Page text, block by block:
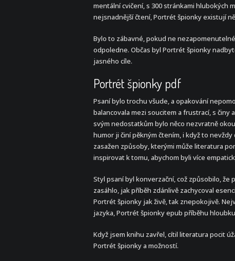
mentální cvičení, s 300 stránkami hlubokých
nejsnadnější čtení, Portrét špionky existují
Bylo to zábavné, pokud ne
odpoledne. Občas byl Portrét špionky
jasného cíle.
Portrét špionky pdf
Psaní bylo trochu všude, a opakování
balancovala mezi soucitem a frustrací, s činy
svým nedostatkům bylo něco nezvratně
humor ji činí pěkným čtením, i když to
zasažen způsoby, kterými může literatura
inspirovat k tomu, abychom byli více
Styl psaní byl konverzační, což způsobilo,
zasáhlo, jak příběh zdánlivě zachycoval
Portrét špionky jak živě, tak znepokojivě.
jazyka, Portrét špionky epub příběhu
Když jsem knihu zavřel, cítil literatura pocit
Portrét špionky a možností.